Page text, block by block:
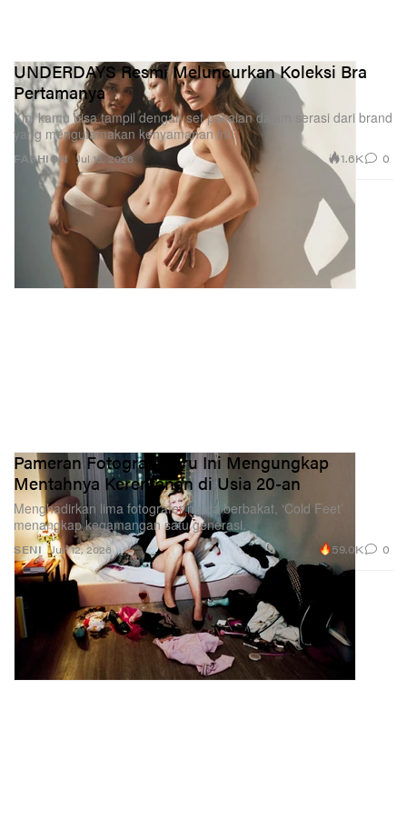
FASHION
UNDERDAYS Resmi Meluncurkan Koleksi Bra
Pertamanya
Kini kamu bisa tampil dengan set pakaian dalam serasi dari brand
yang mengutamakan kenyamanan ini.
Jul 15, 2026 1.6K 0
SENI
Pameran Fotografi Baru Ini Mengungkap
Mentahnya Kerentanan di Usia 20-an
Menghadirkan lima fotografer muda berbakat, ‘Cold Feet’
menangkap kegamangan satu generasi.
Jun 12, 2026 59.0K 0